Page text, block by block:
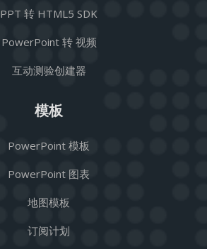
PPT 转 HTML5 SDK
PowerPoint 转 视频
互动测验创建器
模板
PowerPoint 模板
PowerPoint 图表
地图模板
订阅计划